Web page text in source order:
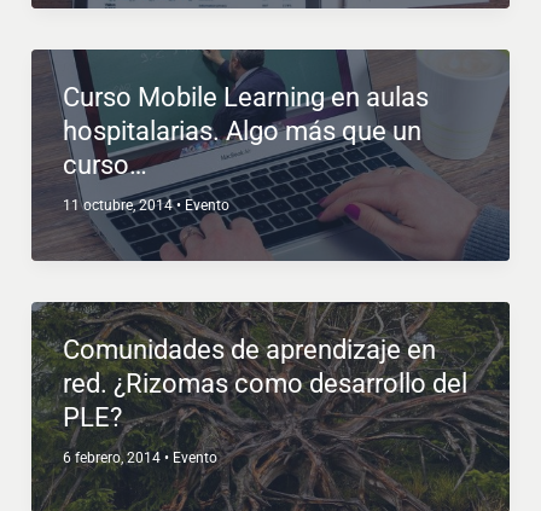
Curso Mobile Learning en aulas
hospitalarias. Algo más que un
curso…
11 octubre, 2014• Evento
Comunidades de aprendizaje en
red. ¿Rizomas como desarrollo del
PLE?
6 febrero, 2014 • Evento